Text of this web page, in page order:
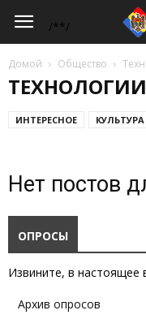
/**/
Actualitati.md
Домой Общество
ТЕХНОЛОГИИ
ИНТЕРЕСНОЕ КУЛЬТУРА
Нет постов
ОПРОСЫ
Извините, в настоящее
Архив опросов